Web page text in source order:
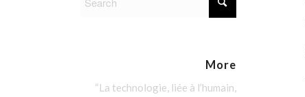
More
“La technologie, liée à l’humain,